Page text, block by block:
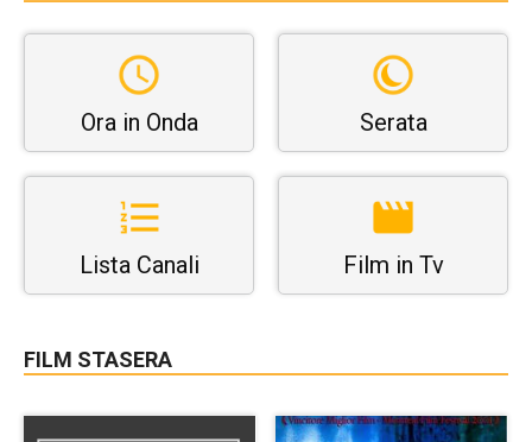
Ora in Onda Serata
Lista Canali Film in Tv
FILM STASERA